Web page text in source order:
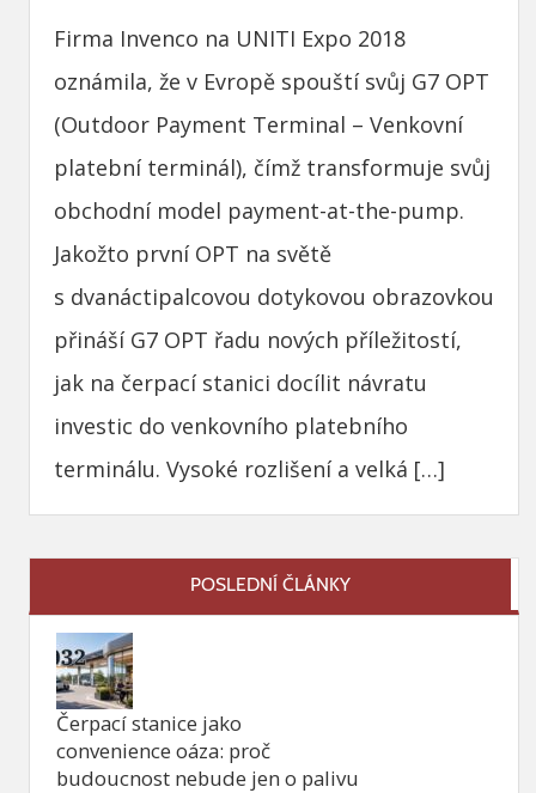
Firma Invenco na UNITI Expo 2018
oznámila, že v Evropě spouští svůj G7 OPT
(Outdoor Payment Terminal – Venkovní
platební terminál), čímž transformuje svůj
obchodní model payment-at-the-pump.
Jakožto první OPT na světě
s dvanáctipalcovou dotykovou obrazovkou
přináší G7 OPT řadu nových příležitostí,
jak na čerpací stanici docílit návratu
investic do venkovního platebního
terminálu. Vysoké rozlišení a velká […]
POSLEDNÍ ČLÁNKY
Čerpací stanice jako
convenience oáza: proč
budoucnost nebude jen o palivu